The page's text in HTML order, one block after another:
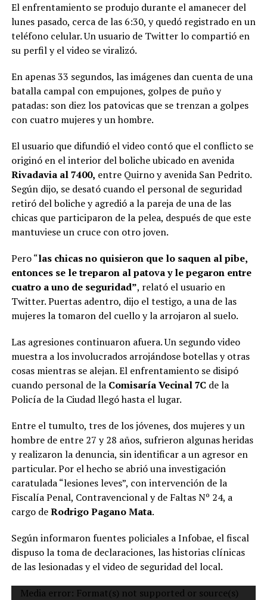
El enfrentamiento se produjo durante el amanecer del
lunes pasado, cerca de las 6:30, y quedó registrado en un
teléfono celular. Un usuario de Twitter lo compartió en
su perfil y el video se viralizó.
En apenas 33 segundos, las imágenes dan cuenta de una
batalla campal con empujones, golpes de puño y
patadas: son diez los patovicas que se trenzan a golpes
con cuatro mujeres y un hombre.
El usuario que difundió el video contó que el conflicto se
originó en el interior del boliche ubicado en avenida
Rivadavia al 7400, entre Quirno y avenida San Pedrito.
Según dijo, se desató cuando el personal de seguridad
retiró del boliche y agredió a la pareja de una de las
chicas que participaron de la pelea, después de que este
mantuviese un cruce con otro joven.
Pero “las chicas no quisieron que lo saquen al pibe,
entonces se le treparon al patova y le pegaron entre
cuatro a uno de seguridad”, relató el usuario en
Twitter. Puertas adentro, dijo el testigo, a una de las
mujeres la tomaron del cuello y la arrojaron al suelo.
Las agresiones continuaron afuera. Un segundo video
muestra a los involucrados arrojándose botellas y otras
cosas mientras se alejan. El enfrentamiento se disipó
cuando personal de laComisaría Vecinal 7C de la
Policía de la Ciudad llegó hasta el lugar.
Entre el tumulto, tres de los jóvenes, dos mujeres y un
hombre de entre 27 y 28 años, sufrieron algunas heridas
y realizaron la denuncia, sin identificar a un agresor en
particular. Por el hecho se abrió una investigación
caratulada “lesiones leves”, con intervención de la
Fiscalía Penal, Contravencional y de Faltas Nº 24, a
cargo deRodrigo Pagano Mata.
Según informaron fuentes policiales a Infobae, el fiscal
dispuso la toma de declaraciones, las historias clínicas
de las lesionadas y el video de seguridad del local.
Reproductor
Media error: Format(s) not supported or source(s)